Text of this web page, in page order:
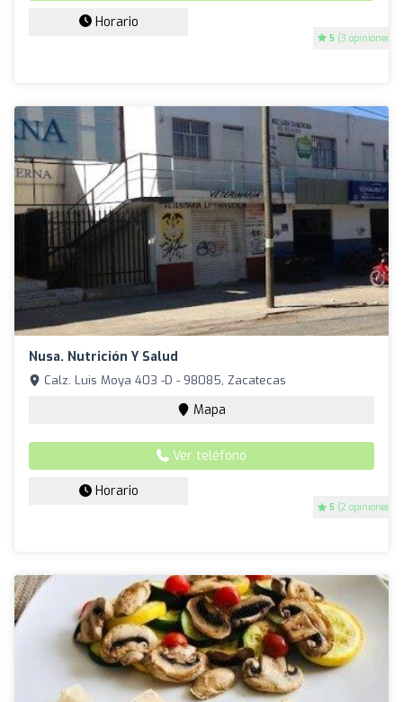
5 (3 opiniones)
Horario
Nusa. Nutrición Y Salud
5 (2 opiniones)
Calz. Luis Moya 403 -D - 98085, Zacatecas
Mapa
Ver teléfono
Horario